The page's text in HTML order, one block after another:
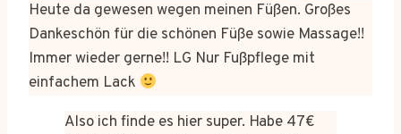
Heute da gewesen wegen meinen Füßen. Großes
Dankeschön für die schönen Füße sowie Massage!!
Immer wieder gerne!! LG Nur Fußpflege mit
einfachem Lack
Also ich finde es hier super. Habe 47€